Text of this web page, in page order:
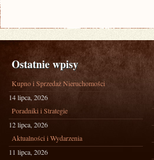
Ostatnie wpisy
Kupno i Sprzedaż Nieruchomości
14 lipca, 2026
Poradniki i Strategie
12 lipca, 2026
Aktualności i Wydarzenia
11 lipca, 2026